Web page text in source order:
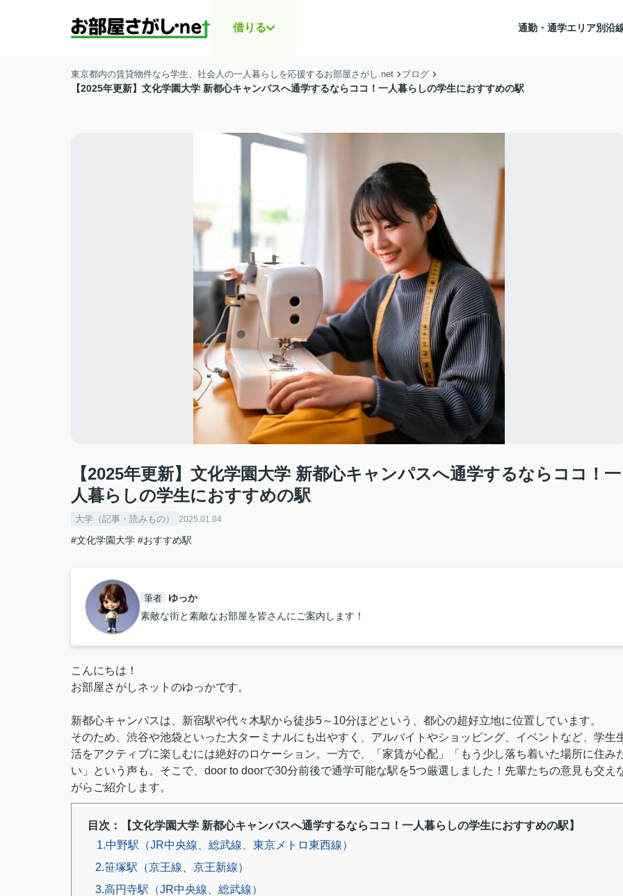
借りる 通勤・通学エリア別沿
東京都内の賃貸物件なら学生、社会人の一人暮らしを応援するお部屋さがし.net ブログ
【2025年更新】文化学園大学 新都心キャンパスへ通学するならココ！一人暮らしの学生におすすめの駅
【2025年更新】文化学園大学 新都心キャンパスへ通学するならココ！一
人暮らしの学生におすすめの駅
大学（記事・読みもの） 2025.01.04
#文化学園大学 #おすすめ駅
筆者
ゆっか
素敵な街と素敵なお部屋を皆さんにご案内します！
こんにちは！
お部屋さがしネットのゆっかです。
新都心キャンパスは、新宿駅や代々木駅から徒歩5～10分ほどという、都心の超好立地に位置しています。
そのため、渋谷や池袋といった大ターミナルにも出やすく、アルバイトやショッピング、イベントなど、学生
活をアクティブに楽しむには絶好のロケーション。一方で、「家賃が心配」「もう少し落ち着いた場所に住み
い」という声も。そこで、door to doorで30分前後で通学可能な駅を5つ厳選しました！先輩たちの意見も交え
がらご紹介します。
目次：【文化学園大学 新都心キャンパスへ通学するならココ！一人暮らしの学生におすすめの駅】
1.中野駅（JR中央線、総武線、東京メトロ東西線）
2.笹塚駅（京王線、京王新線）
3.高円寺駅（JR中央線、総武線）